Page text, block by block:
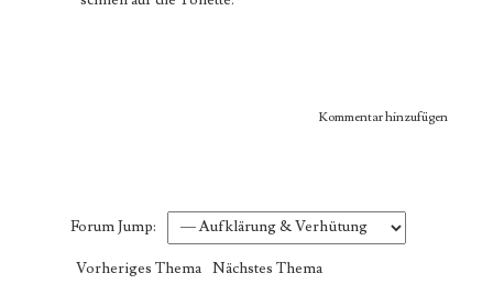
Kommentar hinzufügen
Forum Jump:
Vorheriges Thema Nächstes Thema